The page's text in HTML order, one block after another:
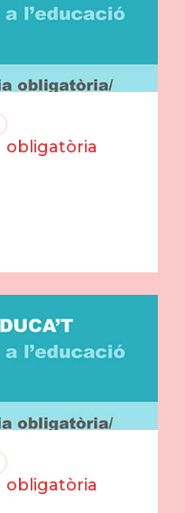
obligatòria
obligatòria